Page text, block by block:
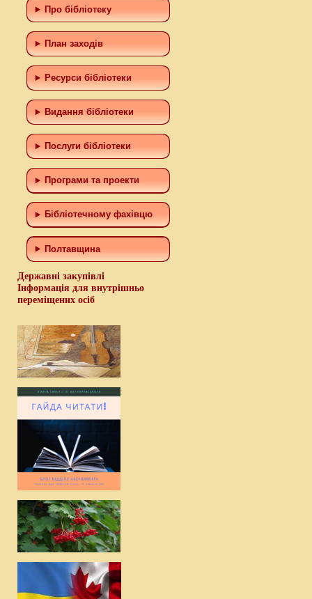
Про бібліотеку
План заходів
Ресурси бібліотеки
Видання бібліотеки
Послуги бібліотеки
Програми та проекти
Бiблiотечному фахiвцю
Полтавщина
Державні закупівлі
Інформація для внутрішньо
переміщених осіб